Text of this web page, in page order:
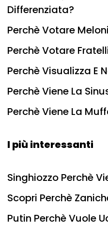
Differenziata?
Perchè Votare
Perchè Votare
Perchè Visualizza E
Perchè Viene La
Perchè Viene La
I più interessanti
Singhiozzo Perchè
Scopri Perchè
Putin Perchè Vuole